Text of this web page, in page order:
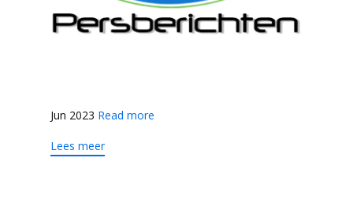
Jun 2023 Read more
Lees meer